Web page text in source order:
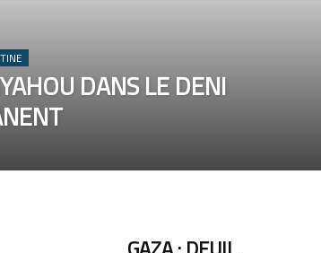
DANS LE DENI